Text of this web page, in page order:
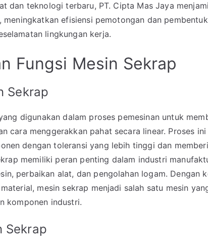
dan teknologi terbaru, PT. Cipta Mas Jaya
efisiensi pemotongan dan
lingkungan kerja.
Fungsi Mesin Sekrap
Sekrap
digunakan dalam proses pemesinan untuk
cara menggerakkan pahat secara linear. Proses
dengan toleransi yang lebih tinggi dan
memiliki peran penting dalam industri
perbaikan alat, dan pengolahan logam. Dengan
mesin sekrap menjadi salah satu mesin
komponen industri.
Sekrap